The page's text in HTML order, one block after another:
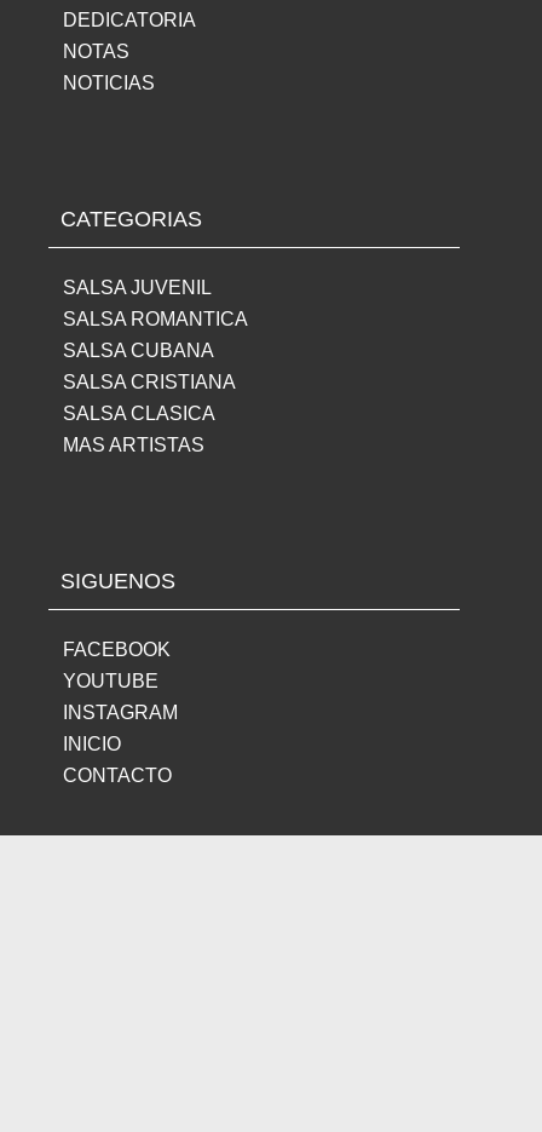
DEDICATORIA
NOTAS
NOTICIAS
CATEGORIAS
SALSA JUVENIL
SALSA ROMANTICA
SALSA CUBANA
SALSA CRISTIANA
SALSA CLASICA
MAS ARTISTAS
SIGUENOS
FACEBOOK
YOUTUBE
INSTAGRAM
INICIO
CONTACTO